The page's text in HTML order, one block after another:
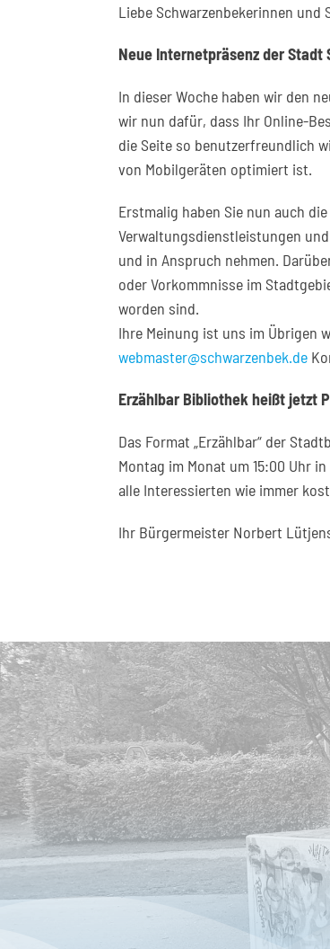
Liebe Schwarzenbekerinnen und
Neue Internetpräsenz der Stadt
In dieser Woche haben wir den
wir nun dafür, dass Ihr Online-
die Seite so benutzerfreundlich
von Mobilgeräten optimiert ist.
Erstmalig haben Sie nun auch
Verwaltungsdienstleistungen
und in Anspruch nehmen.
oder Vorkommnisse im
worden sind.
Ihre Meinung ist uns im Übrigen
webmaster@schwarzenbek.de
Erzählbar Bibliothek heißt jetzt
Das Format „Erzählbar“ der
Montag im Monat um 15:00 Uhr
alle Interessierten wie immer
Ihr Bürgermeister Norbert